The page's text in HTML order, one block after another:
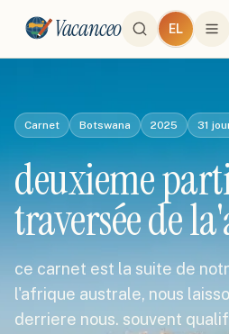
Vacanceo EL
Carnet Botswana 2025 31
deuxieme
traversée de
ce carnet est la suite de
l'afrique australe, nous
derriere nous. souvent